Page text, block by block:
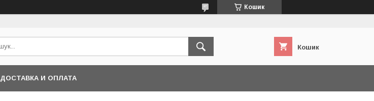
Кошик
Кошик
ДОСТАВКА И ОПЛАТА